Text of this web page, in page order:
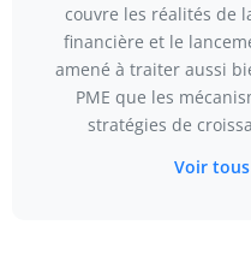
couvre les réalités de
financière et le
amené à traiter aussi
PME que les
stratégies de
Voir